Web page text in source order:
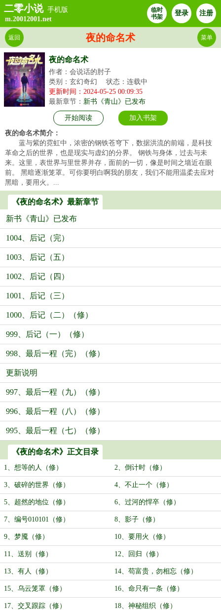
二零小说 手机版
m.20012001.net
临时
书架
登录 注册
夜的命名术
返回 菜单
夜的命名术
作者：会说话的肘子
类别：玄幻奇幻
状态：连载中
更新时间：2024-05-25 00:09:35
最新章节： 新书《青山》已发布
开始阅读 加入书架
夜的命名术简介：
蓝与紫的霓虹中，浓密的钢铁苍穹下，数据洪流的前端，是科技
革命之后的世界，也是现实与虚幻的分界。 钢铁与身体，过去与未
来。这里，表世界与里世界并存，面前的一切，像是时间之墙近在眼
前。 黑暗逐渐笼罩。可你要明白啊我的朋友，我们不能用温柔去应对
黑暗，要用火。...
《夜的命名术》最新章节
新书《青山》已发布
1004、后记（完）
1003、后记（五）
1002、后记（四）
1001、后记（三）
1000、后记（二）（修）
999、后记（一）（修）
998、最后一程（完）（修）
更新说明
997、最后一程（九）（修）
996、最后一程（八）（修）
995、最后一程（七）（修）
《夜的命名术》正文目录
1、想等的人（修） 2、倒计时（修）
3、破碎的世界（修） 4、不止一个（修）
5、超然的地位（修） 6、过河的悍卒（修）
7、编号010101（修） 8、影子（修）
9、梦魇（修） 10、要用火（修）
11、送别（修） 12、回归（修）
13、有人（修） 14、苟富贵，勿相忘（修）
15、乌云笼罩（修） 16、命只有一条（修）
17、交叉跟踪（修） 18、神秘组织（修）